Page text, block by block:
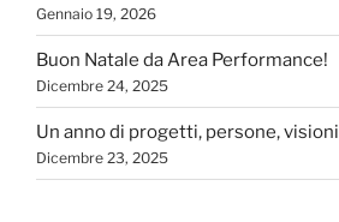
Gennaio 19, 2026
Buon Natale da Area Performance!
Dicembre 24, 2025
Un anno di progetti, persone, visioni
Dicembre 23, 2025